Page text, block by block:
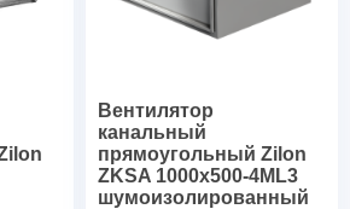
Вентилятор
канальный
прямоугольный Zilon
ZKSA 1000х500-4ML3
шумоизолированный